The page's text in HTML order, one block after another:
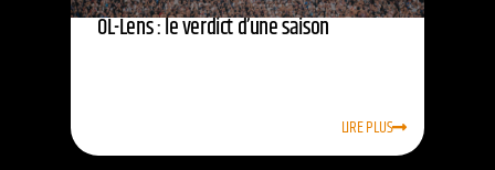
OL-Lens : le verdict d’une saison
LIRE PLUS